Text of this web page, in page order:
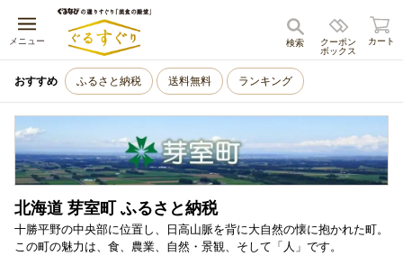
メニュー
キャンセル
クーポン
ボックス
検索 カート
おすすめ ふるさと納税 送料無料 ランキング
北海道 芽室町 ふるさと納税
十勝平野の中央部に位置し、日高山脈を背に大自然の懐に抱かれた町。
この町の魅力は、食、農業、自然・景観、そして「人」です。